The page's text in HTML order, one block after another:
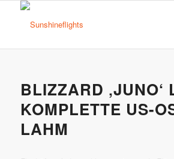
BLIZZARD ‚JUNO‘
KOMPLETTE US-
LAHM